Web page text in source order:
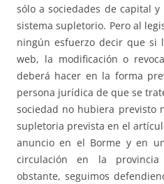
sólo a sociedades de capital
sistema supletorio. Pero al
ningún esfuerzo decir que si
web, la modificación o
deberá hacer en la forma
persona jurídica de que se
sociedad no hubiera previsto
supletoria prevista en el
anuncio en el Borme y en
circulación en la
obstante, seguimos